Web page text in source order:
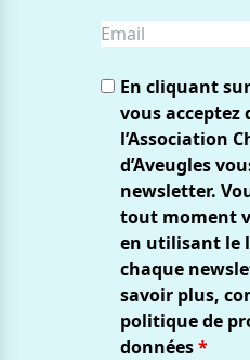
En cliquant sur
vous acceptez
l’Association
d’Aveugles
newsletter.
tout moment
en utilisant le
chaque
savoir plus,
politique de
données*